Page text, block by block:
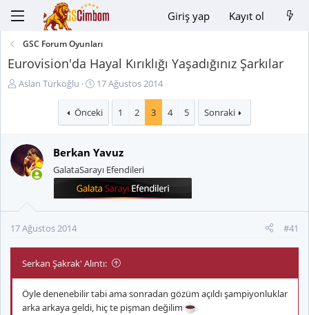
Giriş yap Kayıt ol
GSC Forum Oyunları
Eurovision'da Hayal Kırıklığı Yaşadığınız Şarkılar
K
B
a
a
n
Aslan Türkoğlu
B
ş
l
n
g
ı
ç
i
h
i
17 Ağustos 2014
Önceki 1 2 3 4 5 Sonraki
Berkan Yavuz
GalataSarayı Efendileri
17 Ağustos 2014 #41
Serkan Şakrak' Alıntı:
Öyle denenebilir tabi ama sonradan gözüm açıldı şampiyonluklar
arka arkaya geldi, hiç te pişman değilim